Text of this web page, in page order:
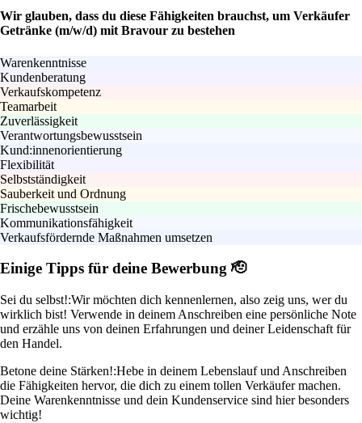
Wir glauben, dass du diese Fähigkeiten brauchst, um Verkäufer
Getränke (m/w/d) mit Bravour zu bestehen
Warenkenntnisse
Kundenberatung
Verkaufskompetenz
Teamarbeit
Zuverlässigkeit
Verantwortungsbewusstsein
Kund:innenorientierung
Flexibilität
Selbstständigkeit
Sauberkeit und Ordnung
Frischebewusstsein
Kommunikationsfähigkeit
Verkaufsfördernde Maßnahmen umsetzen
Einige Tipps für deine Bewerbung 🫡
Sei du selbst!:Wir möchten dich kennenlernen, also zeig uns, wer du
wirklich bist! Verwende in deinem Anschreiben eine persönliche Note
und erzähle uns von deinen Erfahrungen und deiner Leidenschaft für
den Handel.
Betone deine Stärken!:Hebe in deinem Lebenslauf und Anschreiben
die Fähigkeiten hervor, die dich zu einem tollen Verkäufer machen.
Deine Warenkenntnisse und dein Kundenservice sind hier besonders
wichtig!